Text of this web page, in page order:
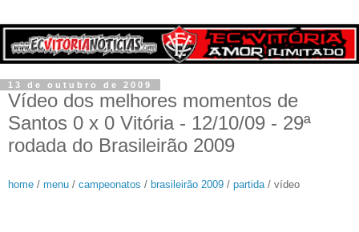
13 de outubro de 2009
Vídeo dos melhores momentos de
Santos 0 x 0 Vitória - 12/10/09 - 29ª
rodada do Brasileirão 2009
home / menu / campeonatos / brasileirão 2009 / partida/ vídeo